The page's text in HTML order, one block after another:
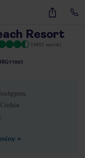
39
Resort
(4802 opinie)
»